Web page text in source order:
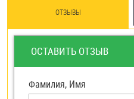
ОТЗЫВЫ
ОСТАВИТЬ ОТЗЫВ
Фамилия, Имя